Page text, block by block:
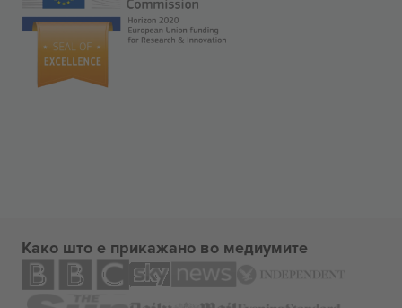
Како што е прикажано во медиумите